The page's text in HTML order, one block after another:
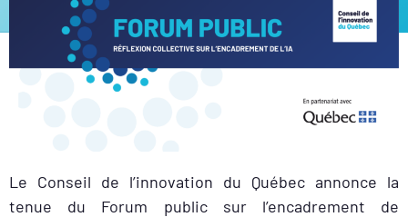
Le Conseil de l’innovation du Québec annonce la
tenue du Forum public sur l’encadrement de